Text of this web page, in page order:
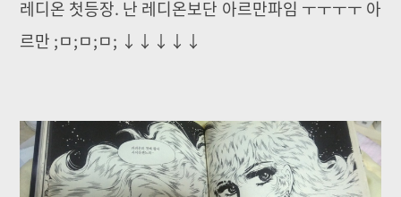
레디온 첫등장. 난 레디온보단 아르만파임 ㅜㅜㅜㅜ 아
르만 ;ㅁ;ㅁ;ㅁ; ↓↓↓↓↓